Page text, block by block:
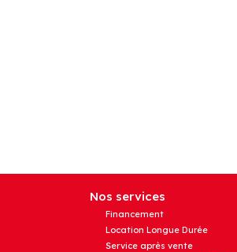
Nos services
Financement
Location Longue Durée
Service après vente